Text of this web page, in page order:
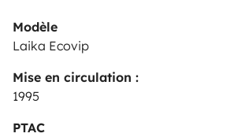
Modèle
Laika Ecovip
Mise en circulation :
1995
PTAC